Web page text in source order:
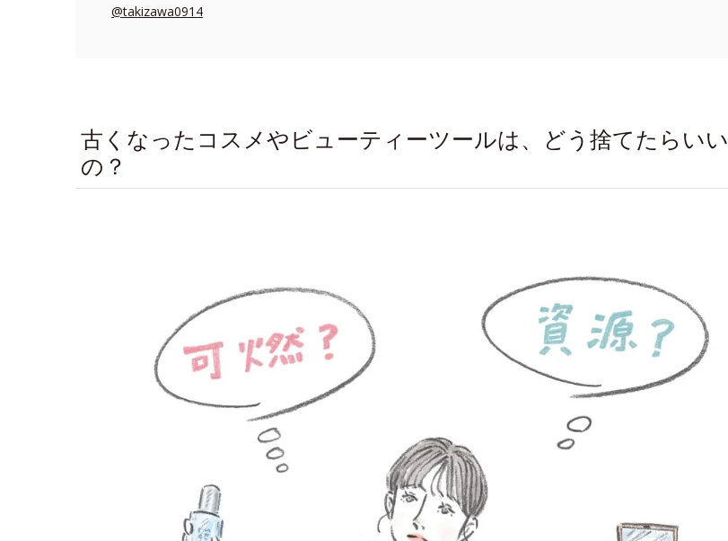
@takizawa0914
古くなったコスメやビューティーツールは、どう捨てたらいい
の？